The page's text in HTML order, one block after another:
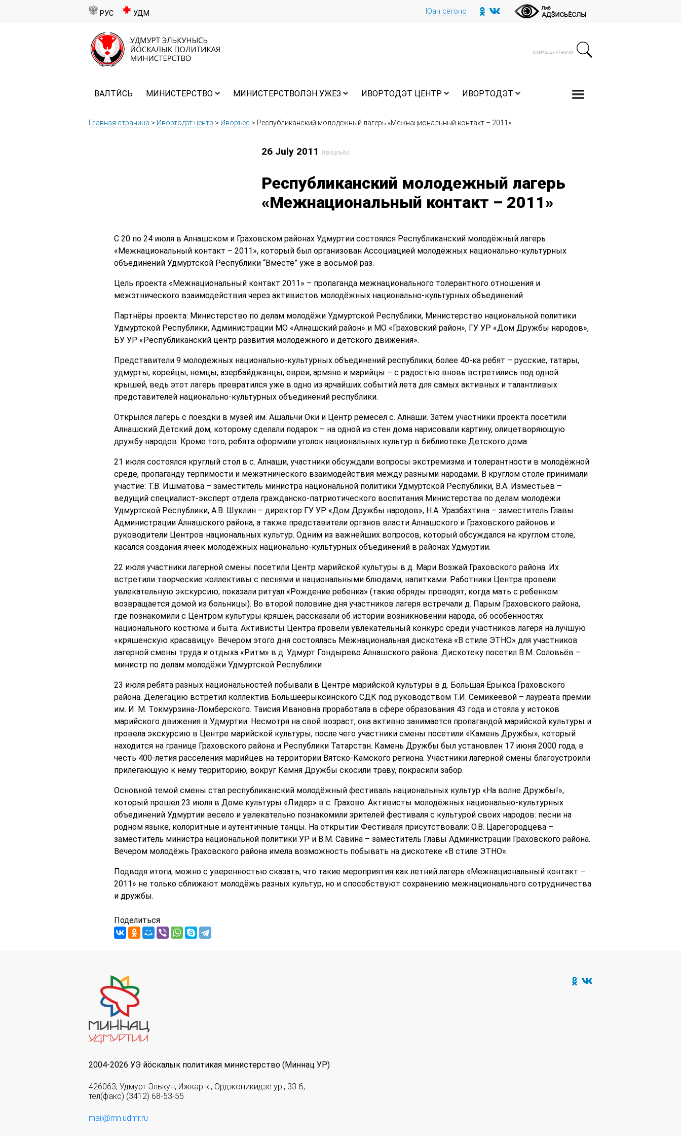
РУС УДМ Юан сётоно
ВАЛТӤСЬ МИНИСТЕРСТВО МИНИСТЕРСТВОЛЭН УЖЕЗ ИВОРТОДЭТ ЦЕНТР ИВОРТОДЭТ
Главная страница > Ивортодэт центр > Иворъёс > Республиканский молодежный лагерь «Межнациональный контакт – 2011»
26 July 2011 Иворъёс
Республиканский молодежный лагерь
«Межнациональный контакт – 2011»
С 20 по 24 июля в Алнашском и Граховском районах Удмуртии состоялся Республиканский молодёжный лагерь
«Межнациональный контакт – 2011», который был организован Ассоциацией молодёжных национально-культурных
объединений Удмуртской Республики “Вместе” уже в восьмой раз.
Цель проекта «Межнациональный контакт 2011» – пропаганда межнационального толерантного отношения и
межэтнического взаимодействия через активистов молодёжных национально-культурных объединений
Партнёры проекта: Министерство по делам молодёжи Удмуртской Республики, Министерство национальной политики
Удмуртской Республики, Администрации МО «Алнашский район» и МО «Граховский район», ГУ УР «Дом Дружбы народов»,
БУ УР «Республиканский центр развития молодёжного и детского движения».
Представители 9 молодежных национально-культурных объединений республики, более 40-ка ребят – русские, татары,
удмурты, корейцы, немцы, азербайджанцы, евреи, армяне и марийцы – с радостью вновь встретились под одной
крышей, ведь этот лагерь превратился уже в одно из ярчайших событий лета для самых активных и талантливых
представителей национально-культурных объединений республики.
Открылся лагерь с поездки в музей им. Ашальчи Оки и Центр ремесел с. Алнаши. Затем участники проекта посетили
Алнашский Детский дом, которому сделали подарок – на одной из стен дома нарисовали картину, олицетворяющую
дружбу народов. Кроме того, ребята оформили уголок национальных культур в библиотеке Детского дома.
21 июля состоялся круглый стол в с. Алнаши, участники обсуждали вопросы экстремизма и толерантности в молодёжной
среде, пропаганду терпимости и межэтнического взаимодействия между разными народами. В круглом столе принимали
участие: Т.В. Ишматова – заместитель министра национальной политики Удмуртской Республики, В.А. Изместьев –
ведущий специалист-эксперт отдела гражданско-патриотического воспитания Министерства по делам молодёжи
Удмуртской Республики, А.В. Шуклин – директор ГУ УР «Дом Дружбы народов», Н.А. Уразбахтина – заместитель Главы
Администрации Алнашского района, а также представители органов власти Алнашского и Граховского районов и
руководители Центров национальных культур. Одним из важнейших вопросов, который обсуждался на круглом столе,
касался создания ячеек молодёжных национально-культурных объединений в районах Удмуртии.
22 июля участники лагерной смены посетили Центр марийской культуры в д. Мари Возжай Граховского района. Их
встретили творческие коллективы с песнями и национальными блюдами, напитками. Работники Центра провели
увлекательную экскурсию, показали ритуал «Рождение ребенка» (такие обряды проводят, когда мать с ребенком
возвращается домой из больницы). Во второй половине дня участников лагеря встречали д. Парым Граховского района,
где познакомили с Центром культуры кряшен, рассказали об истории возникновении народа, об особенностях
национального костюма и быта. Активисты Центра провели увлекательный конкурс среди участников лагеря на лучшую
«кряшенскую красавицу». Вечером этого дня состоялась Межнациональная дискотека «В стиле ЭТНО» для участников
лагерной смены труда и отдыха «Ритм» в д. Удмурт Гондырево Алнашского района. Дискотеку посетил В.М. Соловьёв –
министр по делам молодёжи Удмуртской Республики
23 июля ребята разных национальностей побывали в Центре марийской культуры в д. Большая Ерыкса Граховского
района. Делегацию встретил коллектив Большеерыксинского СДК под руководством Т.И. Семикеевой – лауреата премии
им. И. М. Токмурзина-Ломберского. Таисия Ивановна проработала в сфере образования 43 года и стояла у истоков
марийского движения в Удмуртии. Несмотря на свой возраст, она активно занимается пропагандой марийской культуры и
провела экскурсию в Центре марийской культуры, после чего участники смены посетили «Камень Дружбы», который
находится на границе Граховского района и Республики Татарстан. Камень Дружбы был установлен 17 июня 2000 года, в
честь 400-летия расселения марийцев на территории Вятско-Камского региона. Участники лагерной смены благоустроили
прилегающую к нему территорию, вокруг Камня Дружбы скосили траву, покрасили забор.
Основной темой смены стал республиканский молодёжный фестиваль национальных культур «На волне Дружбы!»,
который прошел 23 июля в Доме культуры «Лидер» в с. Грахово. Активисты молодёжных национально-культурных
объединений Удмуртии весело и увлекательно познакомили зрителей фестиваля с культурой своих народов: песни на
родном языке, колоритные и аутентичные танцы. На открытии Фестиваля присутствовали: О.В. Царегородцева –
заместитель министра национальной политики УР и В.М. Савина – заместитель Главы Администрации Граховского района.
Вечером молодёжь Граховского района имела возможность побывать на дискотеке «В стиле ЭТНО».
Подводя итоги, можно с уверенностью сказать, что такие мероприятия как летний лагерь «Межнациональный контакт –
2011» не только сближают молодёжь разных культур, но и способствуют сохранению межнационального сотрудничества
и дружбы.
Поделиться
2004-2026 УЭ йöскалык политикая министерство (Миннац УР)
426063, Удмурт Элькун, Ижкар к., Орджоникидзе ур., 33 б,
тел(факс) (3412) 68-53-55
mail@mn.udmr.ru